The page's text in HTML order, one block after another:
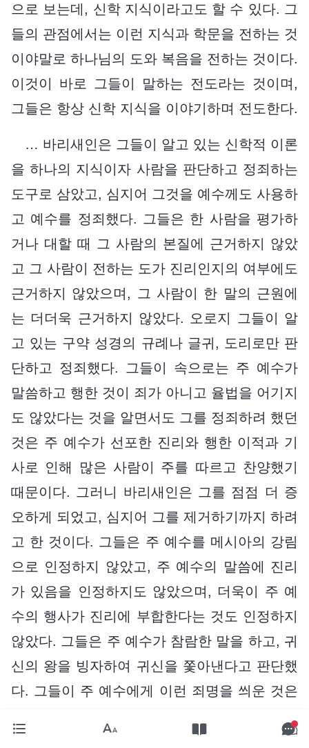
으로 보는데, 신학 지식이라고도 할 수 있다. 그
들의 관점에서는 이런 지식과 학문을 전하는 것
이야말로 하나님의 도와 복음을 전하는 것이다.
이것이 바로 그들이 말하는 전도라는 것이며,
그들은 항상 신학 지식을 이야기하며 전도한다.
… 바리새인은 그들이 알고 있는 신학적 이론
을 하나의 지식이자 사람을 판단하고 정죄하는
도구로 삼았고, 심지어 그것을 예수께도 사용하
고 예수를 정죄했다. 그들은 한 사람을 평가하
거나 대할 때 그 사람의 본질에 근거하지 않았
고 그 사람이 전하는 도가 진리인지의 여부에도
근거하지 않았으며, 그 사람이 한 말의 근원에
는 더더욱 근거하지 않았다. 오로지 그들이 알
고 있는 구약 성경의 규례나 글귀, 도리로만 판
단하고 정죄했다. 그들이 속으로는 주 예수가
말씀하고 행한 것이 죄가 아니고 율법을 어기지
도 않았다는 것을 알면서도 그를 정죄하려 했던
것은 주 예수가 선포한 진리와 행한 이적과 기
사로 인해 많은 사람이 주를 따르고 찬양했기
때문이다. 그러니 바리새인은 그를 점점 더 증
오하게 되었고, 심지어 그를 제거하기까지 하려
고 한 것이다. 그들은 주 예수를 메시아의 강림
으로 인정하지 않았고, 주 예수의 말씀에 진리
가 있음을 인정하지도 않았으며, 더욱이 주 예
수의 행사가 진리에 부합한다는 것도 인정하지
않았다. 그들은 주 예수가 참람한 말을 하고, 귀
신의 왕을 빙자하여 귀신을 쫓아낸다고 판단했
다. 그들이 주 예수에게 이런 죄명을 씌운 것은
다. 그래서 그들이 주 예수가 하나님이 보낸 자,